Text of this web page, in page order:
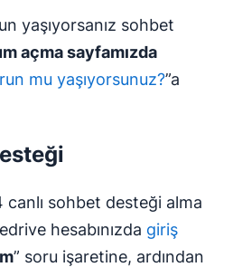
yaşıyorsanız sohbet
açma sayfamızda
mu yaşıyorsunuz?”a
canlı sohbet desteği alma
hesabınızda giriş
” soru işaretine, ardından